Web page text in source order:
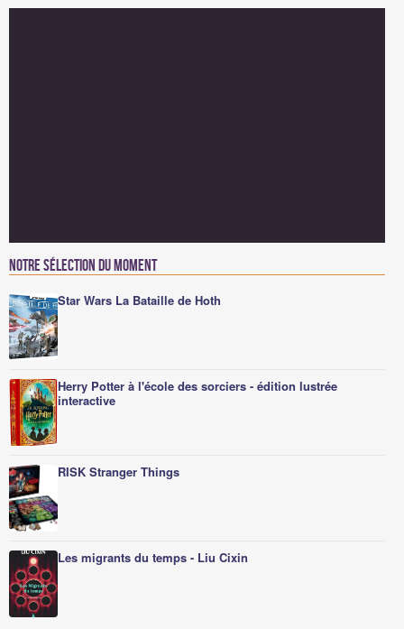
Notre sélection du moment
Star Wars La Bataille de Hoth
Herry Potter à l'école des sorciers - édition lustrée
interactive
RISK Stranger Things
Les migrants du temps - Liu Cixin